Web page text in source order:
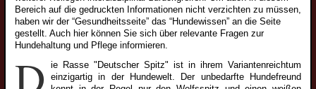
Bereich auf die gedruckten Informationen nicht verzichten zu müssen,
haben wir der “Gesundheitsseite” das “Hundewissen” an die Seite
gestellt. Auch hier können Sie sich über relevante Fragen zur
Hundehaltung und Pflege informieren.
D
ie Rasse "Deutscher Spitz" ist in ihrem Variantenreichtum
einzigartig in der Hundewelt. Der unbedarfte Hundefreund
Großspitzzüchter
Mittelspitzzüchter
Kleinspitzzüchter
Zwergspitzzüchter